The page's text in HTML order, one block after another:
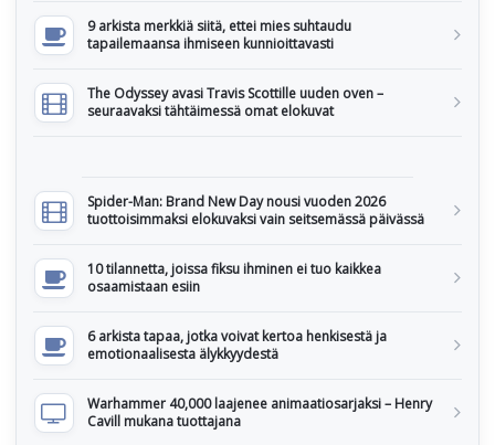
9 arkista merkkiä siitä, ettei mies suhtaudu
tapailemaansa ihmiseen kunnioittavasti
The Odyssey avasi Travis Scottille uuden oven –
seuraavaksi tähtäimessä omat elokuvat
Spider-Man: Brand New Day nousi vuoden 2026
tuottoisimmaksi elokuvaksi vain seitsemässä päivässä
10 tilannetta, joissa fiksu ihminen ei tuo kaikkea
osaamistaan esiin
6 arkista tapaa, jotka voivat kertoa henkisestä ja
emotionaalisesta älykkyydestä
Warhammer 40,000 laajenee animaatiosarjaksi – Henry
Cavill mukana tuottajana